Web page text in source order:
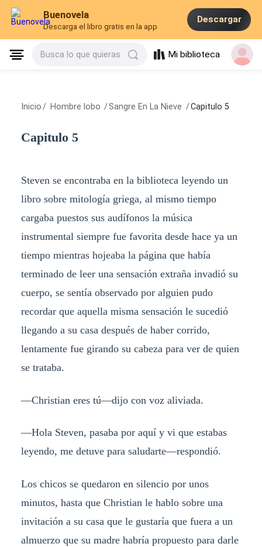
Buenovela
Descarga el libro gratis en la app
Descargar
Busca lo que quieras Mi biblioteca
Inicio / Hombre lobo /Sangre En La Nieve /Capitulo 5
Capitulo 5
Steven se encontraba en la biblioteca leyendo un
libro sobre mitología griega, al mismo tiempo
cargaba puestos sus audífonos la música
instrumental siempre fue favorita desde hace ya un
tiempo mientras hojeaba la página que había
terminado de leer una sensación extraña invadió su
cuerpo, se sentía observado por alguien pudo
recordar que aquella misma sensación le sucedió
llegando a su casa después de haber corrido,
lentamente fue girando su cabeza para ver de quien
se trataba.
—Christian eres tú—dijo con voz aliviada.
—Hola Steven, pasaba por aquí y vi que estabas
leyendo, me detuve para saludarte—respondió.
Los chicos se quedaron en silencio por unos
minutos, hasta que Christian le hablo sobre una
invitación a su casa que le gustaría que fuera a un
almuerzo que su madre habría propuesto para darle